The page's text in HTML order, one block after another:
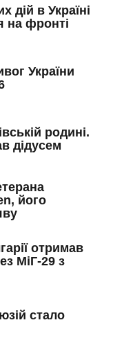
дій в Україні
на фронті
України
родині.
дідусем
його
отримав
МіГ-29 з
стало